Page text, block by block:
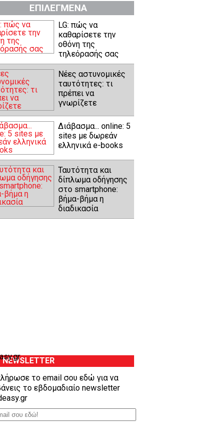
ΕΠΙΛΕΓΜΕΝΑ
LG: πώς να
καθαρίσετε την
οθόνη της
τηλεόρασής σας
Νέες αστυνομικές
ταυτότητες: τι
πρέπει να
γνωρίζετε
Διάβασμα... online: 5
sites με δωρεάν
ελληνικά e-books
Ταυτότητα και
δίπλωμα οδήγησης
στο smartphone:
βήμα-βήμα η
διαδικασία
NEWSLETTER
το email σου εδώ για να
το εβδομαδιαίο newsletter